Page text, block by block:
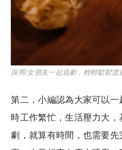
與男/女朋友一起追劇，輕輕鬆鬆渡
第二，小編認為大家可以
時工作繁忙，生活壓力大
劇，就算有時間，也需要